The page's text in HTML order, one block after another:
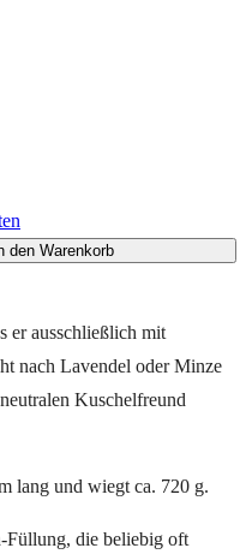
den Warenkorb
er ausschließlich mit
nach Lavendel oder Minze
Kuschelfreund
lang und wiegt ca. 720 g.
Füllung, die beliebig oft